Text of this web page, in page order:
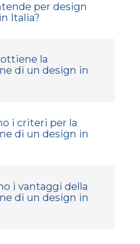
per design
Italia?
la
di un design in
i criteri per la
di un design in
i vantaggi della
di un design in